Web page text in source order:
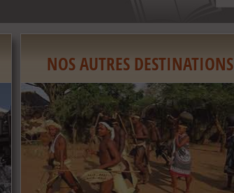
NOS AUTRES DESTINATIONS